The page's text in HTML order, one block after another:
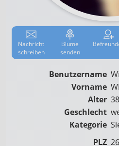
Nachricht
schreiben
Blume
senden
Benutzername
Vorname
Alter
Geschlecht
Kategorie
PLZ